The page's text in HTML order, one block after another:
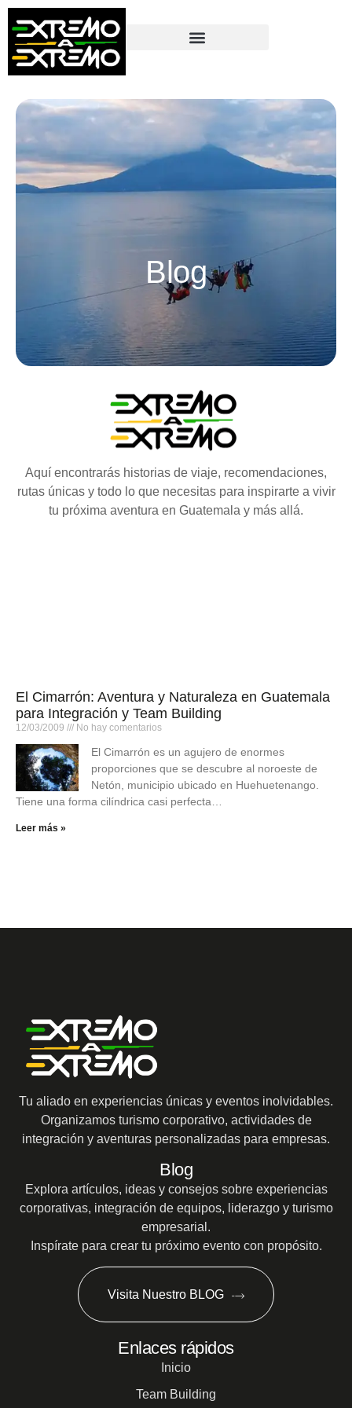
contenido
Blog
Aquí encontrarás historias de viaje, recomendaciones,
rutas únicas y todo lo que necesitas para inspirarte a vivir
tu próxima aventura en Guatemala y más allá.
El Cimarrón: Aventura y Naturaleza en Guatemala
para Integración y Team Building
12/03/2009 No hay comentarios
El Cimarrón es un agujero de enormes
proporciones que se descubre al noroeste de
Netón, municipio ubicado en Huehuetenango.
Tiene una forma cilíndrica casi perfecta…
Leer más »
Tu aliado en experiencias únicas y eventos inolvidables.
Organizamos turismo corporativo, actividades de
integración y aventuras personalizadas para empresas.
Blog
Explora artículos, ideas y consejos sobre experiencias
corporativas, integración de equipos, liderazgo y turismo
empresarial.
Inspírate para crear tu próximo evento con propósito.
Visita Nuestro BLOG
Enlaces rápidos
Inicio
Team Building